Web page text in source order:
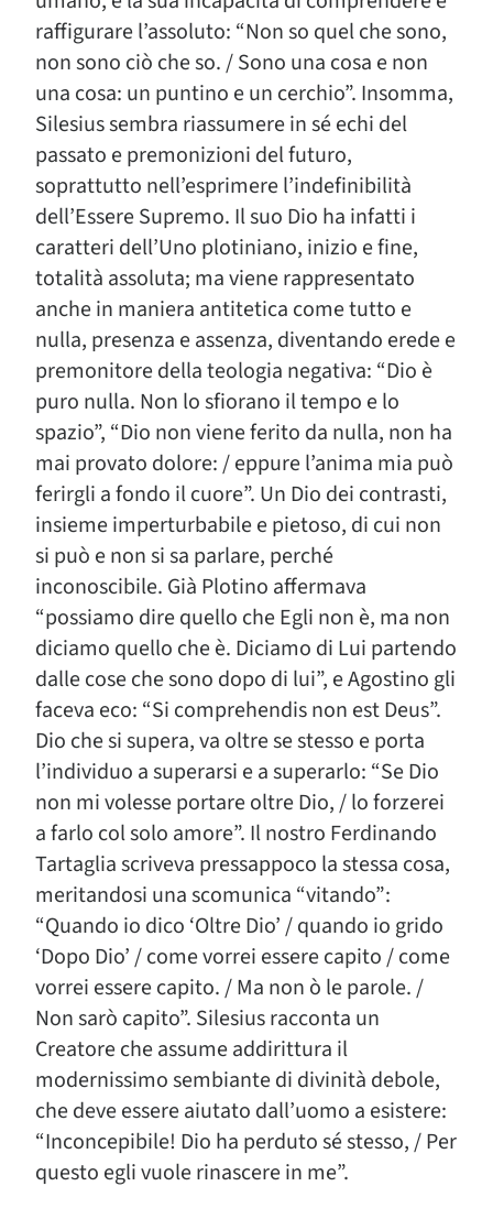
raffigurare l’assoluto: “Non so quel che sono,
non sono ciò che so. / Sono una cosa e non
una cosa: un puntino e un cerchio”. Insomma,
Silesius sembra riassumere in sé echi del
passato e premonizioni del futuro,
soprattutto nell’esprimere l’indefinibilità
dell’Essere Supremo. Il suo Dio ha infatti i
caratteri dell’Uno plotiniano, inizio e fine,
totalità assoluta; ma viene rappresentato
anche in maniera antitetica come tutto e
nulla, presenza e assenza, diventando erede e
premonitore della teologia negativa: “Dio è
puro nulla. Non lo sfiorano il tempo e lo
spazio”, “Dio non viene ferito da nulla, non ha
mai provato dolore: / eppure l’anima mia può
ferirgli a fondo il cuore”. Un Dio dei contrasti,
insieme imperturbabile e pietoso, di cui non
si può e non si sa parlare, perché
inconoscibile. Già Plotino affermava
“possiamo dire quello che Egli non è, ma non
diciamo quello che è. Diciamo di Lui partendo
dalle cose che sono dopo di lui”, e Agostino gli
faceva eco: “Si comprehendis non est Deus”.
Dio che si supera, va oltre se stesso e porta
l’individuo a superarsi e a superarlo: “Se Dio
non mi volesse portare oltre Dio, / lo forzerei
a farlo col solo amore”. Il nostro Ferdinando
Tartaglia scriveva pressappoco la stessa cosa,
meritandosi una scomunica “vitando”:
“Quando io dico ‘Oltre Dio’ / quando io grido
‘Dopo Dio’ / come vorrei essere capito / come
vorrei essere capito. / Ma non ò le parole. /
Non sarò capito”. Silesius racconta un
Creatore che assume addirittura il
modernissimo sembiante di divinità debole,
che deve essere aiutato dall’uomo a esistere:
“Inconcepibile! Dio ha perduto sé stesso, / Per
questo egli vuole rinascere in me”.